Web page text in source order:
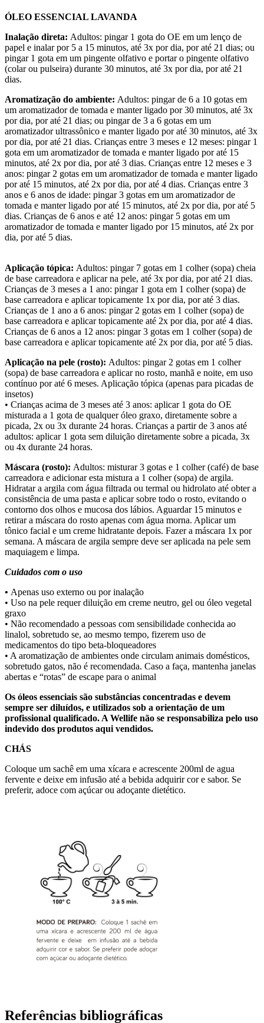
ÓLEO ESSENCIAL LAVANDA
Inalação direta: Adultos: pingar 1 gota do OE em um lenço de
papel e inalar por 5 a 15 minutos, até 3x por dia, por até 21 dias; ou
pingar 1 gota em um pingente olfativo e portar o pingente olfativo
(colar ou pulseira) durante 30 minutos, até 3x por dia, por até 21
dias.
Aromatização do ambiente: Adultos: pingar de 6 a 10 gotas em
um aromatizador de tomada e manter ligado por 30 minutos, até 3x
por dia, por até 21 dias; ou pingar de 3 a 6 gotas em um
aromatizador ultrassônico e manter ligado por até 30 minutos, até 3x
por dia, por até 21 dias. Crianças entre 3 meses e 12 meses: pingar 1
gota em um aromatizador de tomada e manter ligado por até 15
minutos, até 2x por dia, por até 3 dias. Crianças entre 12 meses e 3
anos: pingar 2 gotas em um aromatizador de tomada e manter ligado
por até 15 minutos, até 2x por dia, por até 4 dias. Crianças entre 3
anos e 6 anos de idade: pingar 3 gotas em um aromatizador de
tomada e manter ligado por até 15 minutos, até 2x por dia, por até 5
dias. Crianças de 6 anos e até 12 anos: pingar 5 gotas em um
aromatizador de tomada e manter ligado por 15 minutos, até 2x por
dia, por até 5 dias.
Aplicação tópica: Adultos: pingar 7 gotas em 1 colher (sopa) cheia
de base carreadora e aplicar na pele, até 3x por dia, por até 21 dias.
Crianças de 3 meses a 1 ano: pingar 1 gota em 1 colher (sopa) de
base carreadora e aplicar topicamente 1x por dia, por até 3 dias.
Crianças de 1 ano a 6 anos: pingar 2 gotas em 1 colher (sopa) de
base carreadora e aplicar topicamente até 2x por dia, por até 4 dias.
Crianças de 6 anos a 12 anos: pingar 3 gotas em 1 colher (sopa) de
base carreadora e aplicar topicamente até 2x por dia, por até 5 dias.
Aplicação na pele (rosto): Adultos: pingar 2 gotas em 1 colher
(sopa) de base carreadora e aplicar no rosto, manhã e noite, em uso
contínuo por até 6 meses. Aplicação tópica (apenas para picadas de
insetos)
• Crianças acima de 3 meses até 3 anos: aplicar 1 gota do OE
misturada a 1 gota de qualquer óleo graxo, diretamente sobre a
picada, 2x ou 3x durante 24 horas. Crianças a partir de 3 anos até
adultos: aplicar 1 gota sem diluição diretamente sobre a picada, 3x
ou 4x durante 24 horas.
Máscara (rosto): Adultos: misturar 3 gotas e 1 colher (café) de base
carreadora e adicionar esta mistura a 1 colher (sopa) de argila.
Hidratar a argila com água filtrada ou termal ou hidrolato até obter a
consistência de uma pasta e aplicar sobre todo o rosto, evitando o
contorno dos olhos e mucosa dos lábios. Aguardar 15 minutos e
retirar a máscara do rosto apenas com água morna. Aplicar um
tônico facial e um creme hidratante depois. Fazer a máscara 1x por
semana. A máscara de argila sempre deve ser aplicada na pele sem
maquiagem e limpa.
Cuidados com o uso
• Apenas uso externo ou por inalação
• Uso na pele requer diluição em creme neutro, gel ou óleo vegetal
graxo
• Não recomendado a pessoas com sensibilidade conhecida ao
linalol, sobretudo se, ao mesmo tempo, fizerem uso de
medicamentos do tipo beta-bloqueadores
• A aromatização de ambientes onde circulam animais domésticos,
sobretudo gatos, não é recomendada. Caso a faça, mantenha janelas
abertas e “rotas” de escape para o animal
Os óleos essenciais são substâncias concentradas e devem
sempre ser diluídos, e utilizados sob a orientação de um
profissional qualificado. A Wellife não se responsabiliza pelo uso
indevido dos produtos aqui vendidos.
CHÁS
Coloque um sachê em uma xícara e acrescente 200ml de agua
fervente e deixe em infusão até a bebida adquirir cor e sabor. Se
preferir, adoce com açúcar ou adoçante dietético.
Referências bibliográficas